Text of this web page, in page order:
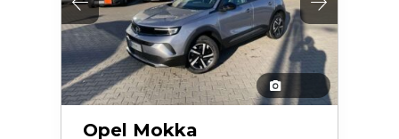
Opel Mokka